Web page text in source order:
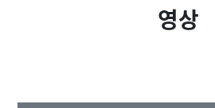
영상